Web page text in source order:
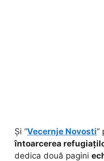
Și “Vecernje Novosti”
întoarcerea
dedica două pagini